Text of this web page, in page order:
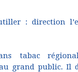
: direction
tabac
grand public. Il